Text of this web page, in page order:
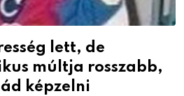
lett, de
múltja rosszabb,
képzelni